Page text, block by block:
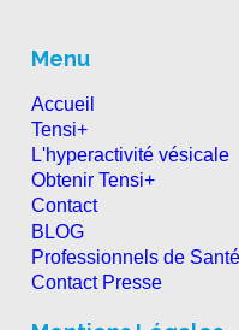
Menu
Accueil
Tensi+
L'hyperactivité vésicale
Obtenir Tensi+
Contact
BLOG
Professionnels de Santé
Contact Presse